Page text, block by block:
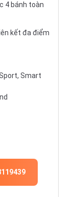
4 bánh toàn
kết đa điểm
Smart